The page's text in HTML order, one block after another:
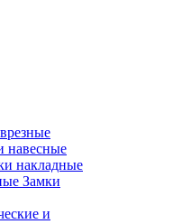
навесные
накладные
Замки